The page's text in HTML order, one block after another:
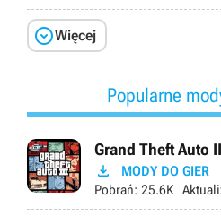
Więcej
Popularne
Grand Theft Auto
 MODY DO GIER
Pobrań: 25.6K